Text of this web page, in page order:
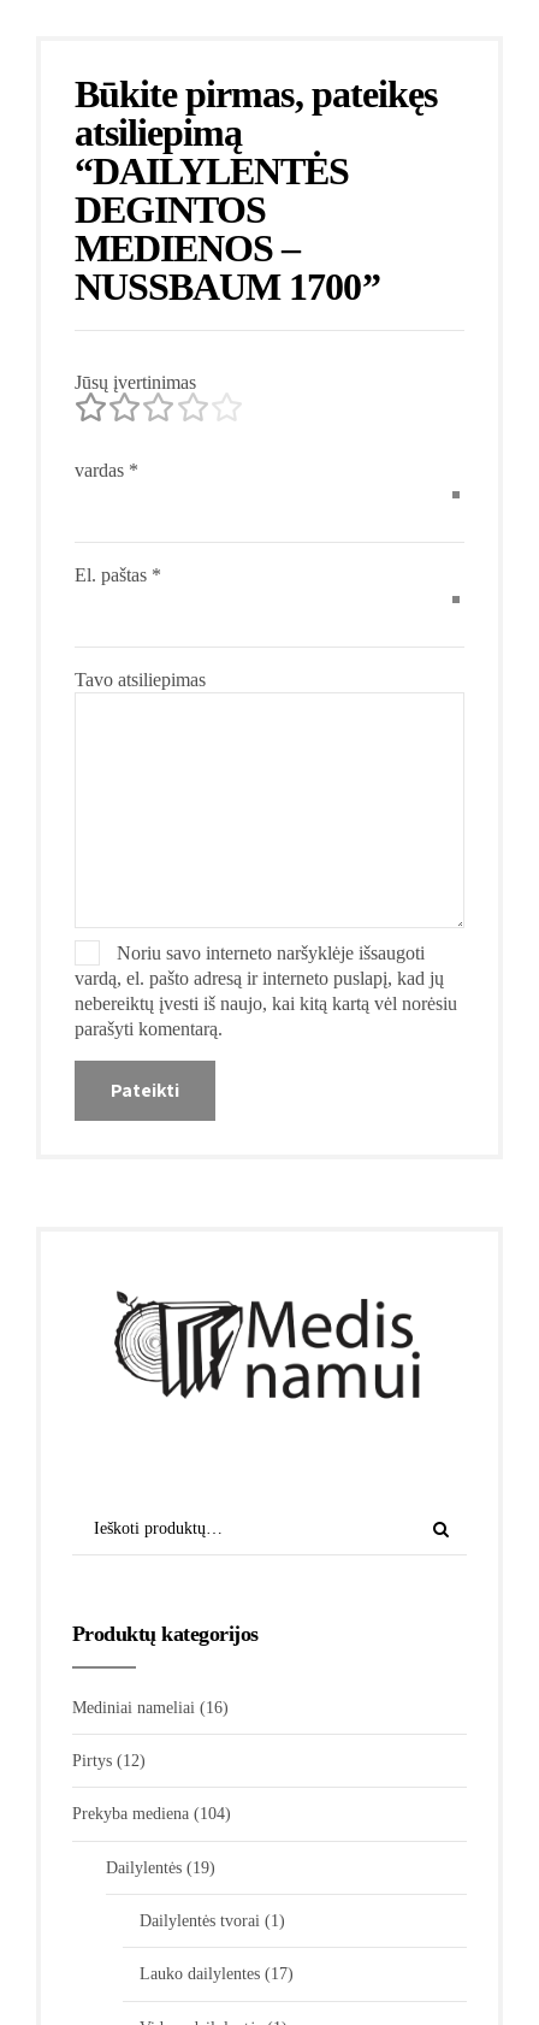
Būkite pirmas, pateikęs
atsiliepimą
“DAILYLENTĖS
DEGINTOS
MEDIENOS –
NUSSBAUM 1700”
Jūsų įvertinimas
Tavo atsiliepimas
vardas *
El. paštas *
Noriu savo interneto naršyklėje išsaugoti
vardą, el. pašto adresą ir interneto puslapį, kad jų
nebereiktų įvesti iš naujo, kai kitą kartą vėl norėsiu
parašyti komentarą.
Produktų kategorijos
Mediniai nameliai (16)
Pirtys (12)
Prekyba mediena (104)
Dailylentės (19)
Dailylentės tvorai (1)
Lauko dailylentes (17)